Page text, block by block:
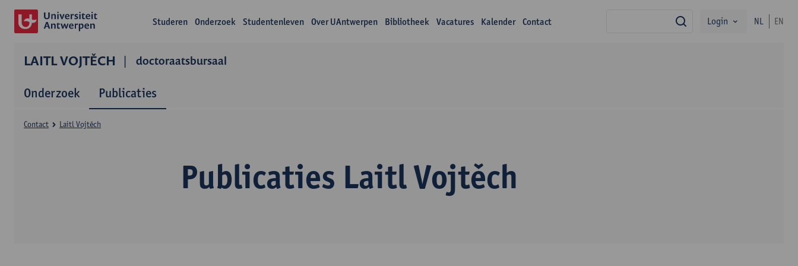
Studeren Onderzoek Studentenleven Over UAntwerpen Bibliotheek Vacatures Kalender Contact zoekLogin NL EN
LAITL VOJTĚCH doctoraatsbursaal
Onderzoek Publicaties
Publicaties Laitl Vojtěch
Contact Laitl Vojtěch